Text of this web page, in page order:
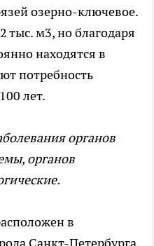
озерно-ключевое.
м3, но благодаря
находятся в
потребность
лет.
органов
органов
в